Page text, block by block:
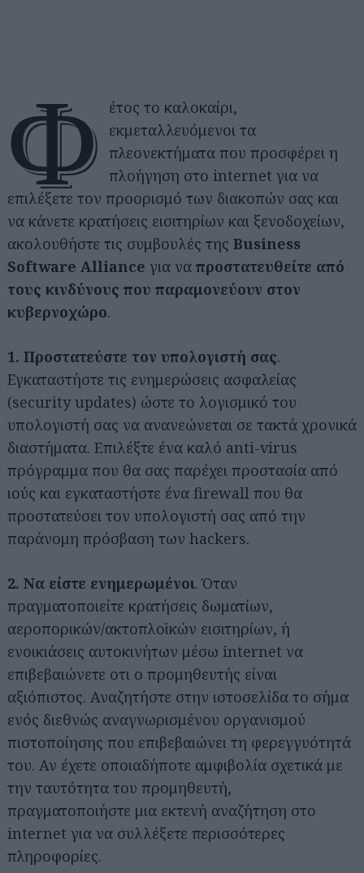
Φ
έτος το καλοκαίρι,
εκμεταλλευόμενοι τα
πλεονεκτήματα που προσφέρει η
πλοήγηση στο internet για να
επιλέξετε τον προορισμό των διακοπών σας και
να κάνετε κρατήσεις εισιτηρίων και ξενοδοχείων,
ακολουθήστε τις συμβουλές της Business
Software Alliance για να προστατευθείτε από
τους κινδύνους που παραμονεύουν στον
κυβερνοχώρο.
1. Προστατεύστε τον υπολογιστή σας.
Εγκαταστήστε τις ενημερώσεις ασφαλείας
(security updates) ώστε το λογισμικό του
υπολογιστή σας να ανανεώνεται σε τακτά χρονικά
διαστήματα. Επιλέξτε ένα καλό anti-virus
πρόγραμμα που θα σας παρέχει προστασία από
ιούς και εγκαταστήστε ένα firewall που θα
προστατεύσει τον υπολογιστή σας από την
παράνομη πρόσβαση των hackers.
2. Να είστε ενημερωμένοι. Όταν
πραγματοποιείτε κρατήσεις δωματίων,
αεροπορικών/ακτοπλοϊκών εισιτηρίων, ή
ενοικιάσεις αυτοκινήτων μέσω internet να
επιβεβαιώνετε οτι ο προμηθευτής είναι
αξιόπιστος. Αναζητήστε στην ιστοσελίδα το σήμα
ενός διεθνώς αναγνωρισμένου οργανισμού
πιστοποίησης που επιβεβαιώνει τη φερεγγυότητά
του. Αν έχετε οποιαδήποτε αμφιβολία σχετικά με
την ταυτότητα του προμηθευτή,
πραγματοποιήστε μια εκτενή αναζήτηση στο
internet για να συλλέξετε περισσότερες
πληροφορίες.